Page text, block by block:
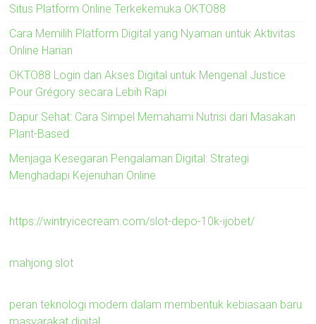
Situs Platform Online Terkekemuka OKTO88
Cara Memilih Platform Digital yang Nyaman untuk Aktivitas
Online Harian
OKTO88 Login dan Akses Digital untuk Mengenal Justice
Pour Grégory secara Lebih Rapi
Dapur Sehat: Cara Simpel Memahami Nutrisi dari Masakan
Plant-Based
Menjaga Kesegaran Pengalaman Digital: Strategi
Menghadapi Kejenuhan Online
https://wintryicecream.com/slot-depo-10k-ijobet/
mahjong slot
peran teknologi modern dalam membentuk kebiasaan baru
masyarakat digital